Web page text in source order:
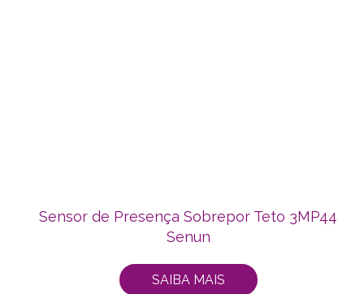
Sensor de Presença Sobrepor Teto 3MP44
Senun
SAIBA MAIS